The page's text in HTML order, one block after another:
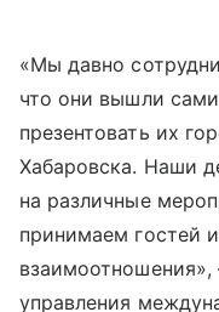
«Мы давно
что они вышли
презентовать их
Хабаровска. Наши
на различные
принимаем гостей
взаимоотношения»,
управления